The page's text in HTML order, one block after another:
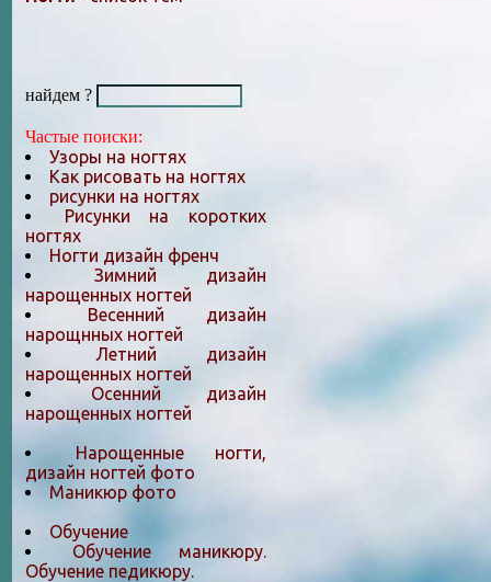
найдем ?
Частые поиски:
Узоры на ногтях
Как рисовать на ногтях
рисунки на ногтях
Рисунки на коротких
ногтях
Ногти дизайн френч
Зимний дизайн
нарощенных ногтей
Весенний дизайн
нарощнных ногтей
Летний дизайн
нарощенных ногтей
Осенний дизайн
нарощенных ногтей
Нарощенные ногти,
дизайн ногтей фото
Маникюр фото
Обучение
Обучение маникюру.
Обучение педикюру.